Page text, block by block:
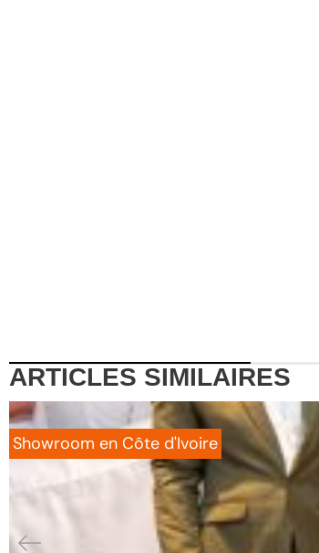
ARTICLES SIMILAIRES
Showroom en Côte d'Ivoire